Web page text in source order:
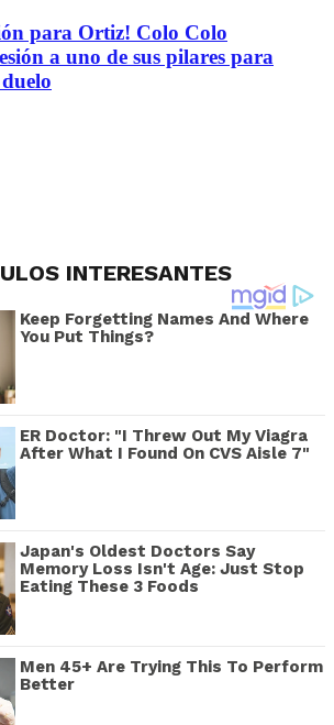
para Ortiz! Colo Colo
a uno de sus pilares para
INTERESANTES
Keep Forgetting Names And Where
You Put Things?
ER Doctor: "I Threw Out My Viagra
After What I Found On CVS Aisle 7"
Japan's Oldest Doctors Say
Memory Loss Isn't Age: Just Stop
Eating These 3 Foods
Men 45+ Are Trying This To Perform
Better